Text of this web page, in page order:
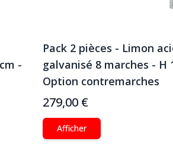
-
Pack 2 pièces - Limon
galvanisé 8 marches - H
Option contremarches
279,00 €
Afficher